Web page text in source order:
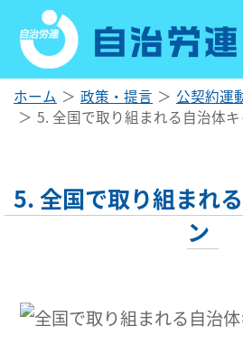
ホーム 政策・提言
公契約運
5. 全国で取り組まれる自治体
5. 全国で取り組まれ
ン